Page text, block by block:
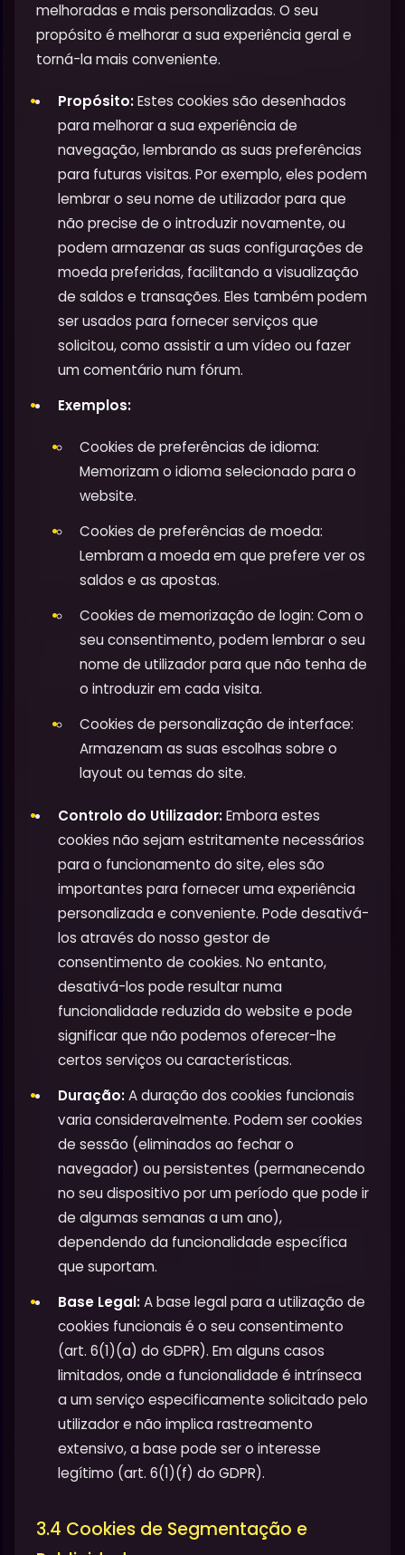
melhoradas e mais personalizadas. O seu
propósito é melhorar a sua experiência geral e
torná-la mais conveniente.
Propósito:Estes cookies são desenhados
para melhorar a sua experiência de
navegação, lembrando as suas preferências
para futuras visitas. Por exemplo, eles podem
lembrar o seu nome de utilizador para que
não precise de o introduzir novamente, ou
podem armazenar as suas configurações de
moeda preferidas, facilitando a visualização
de saldos e transações. Eles também podem
ser usados para fornecer serviços que
solicitou, como assistir a um vídeo ou fazer
um comentário num fórum.
Exemplos:
Cookies de preferências de idioma:
Memorizam o idioma selecionado para o
website.
Cookies de preferências de moeda:
Lembram a moeda em que prefere ver os
saldos e as apostas.
Cookies de memorização de login: Com o
seu consentimento, podem lembrar o seu
nome de utilizador para que não tenha de
o introduzir em cada visita.
Cookies de personalização de interface:
Armazenam as suas escolhas sobre o
layout ou temas do site.
Controlo do Utilizador:Embora estes
cookies não sejam estritamente necessários
para o funcionamento do site, eles são
importantes para fornecer uma experiência
personalizada e conveniente. Pode desativá-
los através do nosso gestor de
consentimento de cookies. No entanto,
desativá-los pode resultar numa
funcionalidade reduzida do website e pode
significar que não podemos oferecer-lhe
certos serviços ou características.
Duração:A duração dos cookies funcionais
varia consideravelmente. Podem ser cookies
de sessão (eliminados ao fechar o
navegador) ou persistentes (permanecendo
no seu dispositivo por um período que pode ir
de algumas semanas a um ano),
dependendo da funcionalidade específica
que suportam.
Base Legal:A base legal para a utilização de
cookies funcionais é o seu consentimento
(art. 6(1)(a) do GDPR). Em alguns casos
limitados, onde a funcionalidade é intrínseca
a um serviço especificamente solicitado pelo
utilizador e não implica rastreamento
extensivo, a base pode ser o interesse
legítimo (art. 6(1)(f) do GDPR).
3.4 Cookies de Segmentação e